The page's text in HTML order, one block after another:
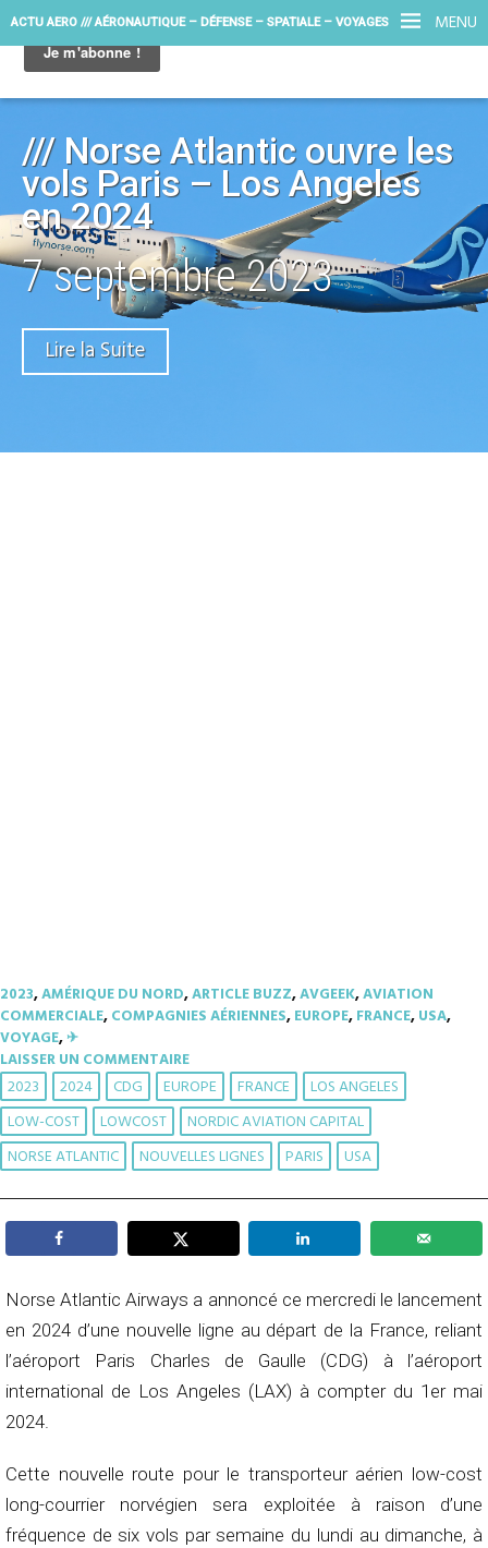
MENU
ACTU AERO /// AÉRONAUTIQUE – DÉFENSE – SPATIALE – VOYAGES
/// Norse Atlantic ouvre les
vols Paris – Los Angeles
en 2024
7 septembre 2023
Lire la Suite
2023,AMÉRIQUE DU NORD,ARTICLE BUZZ,AVGEEK,AVIATION
COMMERCIALE,COMPAGNIES AÉRIENNES,EUROPE,FRANCE,USA,
VOYAGE,✈︎
LAISSER UN COMMENTAIRE
2023 2024 CDG EUROPE FRANCE
LOS ANGELES
LOW-COST
LOWCOST
NORDIC AVIATION CAPITAL
NORSE ATLANTIC
NOUVELLES LIGNES PARIS USA
Norse Atlantic Airways a annoncé ce mercredi le lancement
en 2024 d’une nouvelle ligne au départ de la France, reliant
l’aéroport Paris Charles de Gaulle (CDG) à l’aéroport
international de Los Angeles (LAX) à compter du 1er mai
2024.
Cette nouvelle route pour le transporteur aérien low-cost
long-courrier norvégien sera exploitée à raison d’une
fréquence de six vols par semaine du lundi au dimanche, à